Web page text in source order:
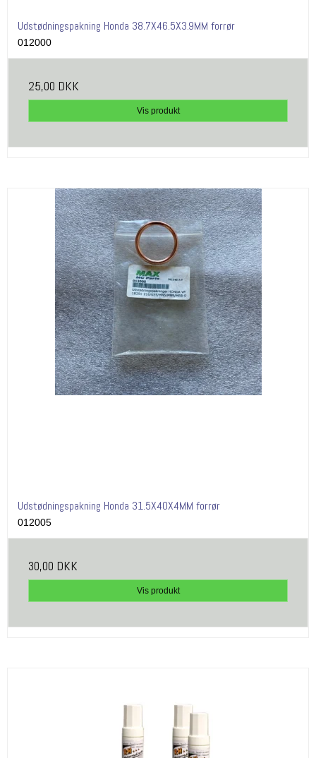
Udstødningspakning Honda 38.7X46.5X3.9MM forrør
012000
25,00 DKK
Vis produkt
Udstødningspakning Honda 31.5X40X4MM forrør
012005
30,00 DKK
Vis produkt